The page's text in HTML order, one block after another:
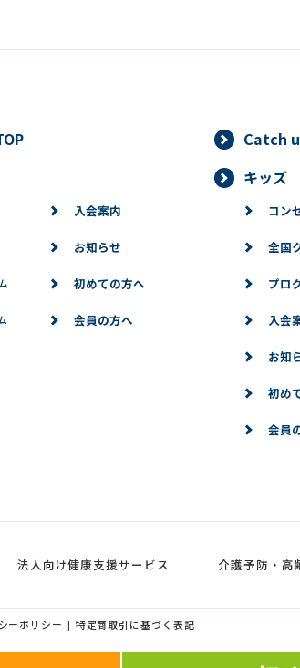
Catch
入会案内
お知らせ
初めての方へ
会員の方へ
キッズ
コン
全国
プロ
入会
お知
初め
会員
法人向け健康支援サービス 介護予防・高
ーポリシー 特定商取引に基づく表記